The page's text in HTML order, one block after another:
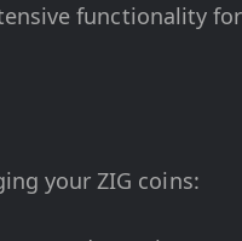
functionality
your ZIG coins: